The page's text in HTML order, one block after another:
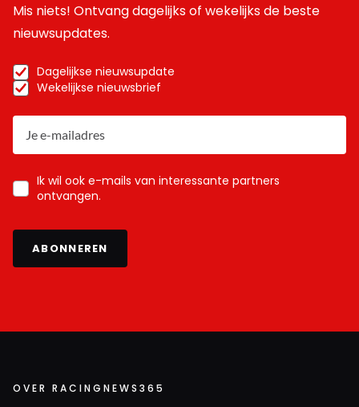
Mis niets! Ontvang dagelijks of wekelijks de beste
nieuwsupdates.
Dagelijkse nieuwsupdate
Wekelijkse nieuwsbrief
Ik wil ook e-mails van interessante partners
ontvangen.
ABONNEREN
OVER RACINGNEWS365